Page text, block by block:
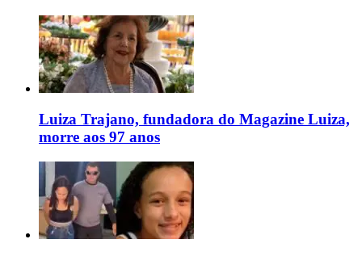
Luiza Trajano, fundadora do Magazine Luiza,
morre aos 97 anos